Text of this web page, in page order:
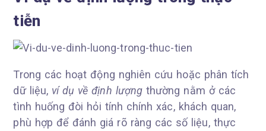
tiễn
Trong các hoạt động nghiên cứu hoặc phân tích
dữ liệu, ví dụ về định lượng thường nằm ở các
tình huống đòi hỏi tính chính xác, khách quan,
phù hợp để đánh giá rõ ràng các số liệu, thực